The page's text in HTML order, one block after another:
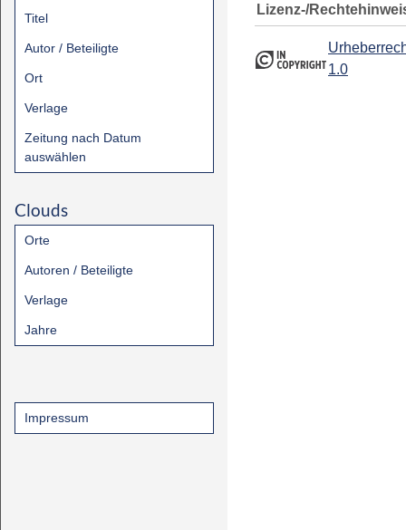
Titel
Autor / Beteiligte
Ort
Verlage
Zeitung nach Datum
auswählen
Clouds
Orte
Autoren / Beteiligte
Verlage
Jahre
Impressum
Lizenz-/
1.0